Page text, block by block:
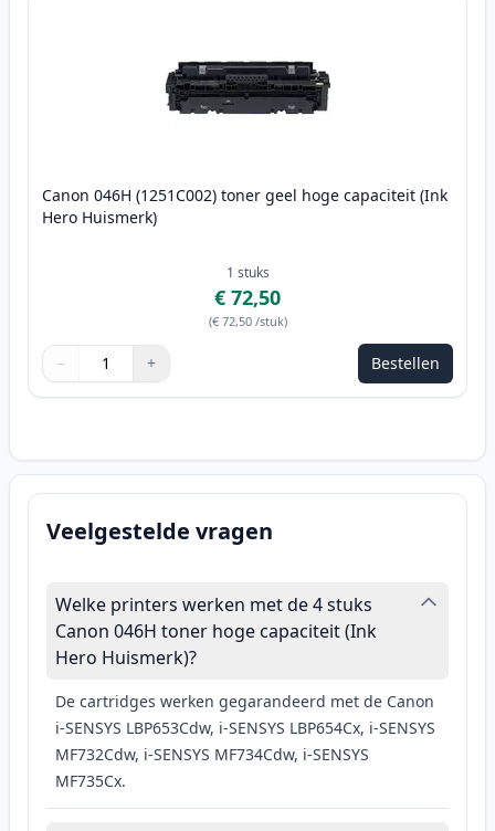
Canon 046H (1251C002) toner geel hoge capaciteit (Ink
Hero Huismerk)
1 stuks
€ 72,50
(€ 72,50 /stuk)
Aantal
Gebruik de knoppen om aan te passen
− +
Aantal 1 Bestellen
Veelgestelde vragen
Welke printers werken met de 4 stuks
Canon 046H toner hoge capaciteit (Ink
Hero Huismerk)?
De cartridges werken gegarandeerd met de Canon
i-SENSYS LBP653Cdw, i-SENSYS LBP654Cx, i-SENSYS
MF732Cdw, i-SENSYS MF734Cdw, i-SENSYS
MF735Cx.